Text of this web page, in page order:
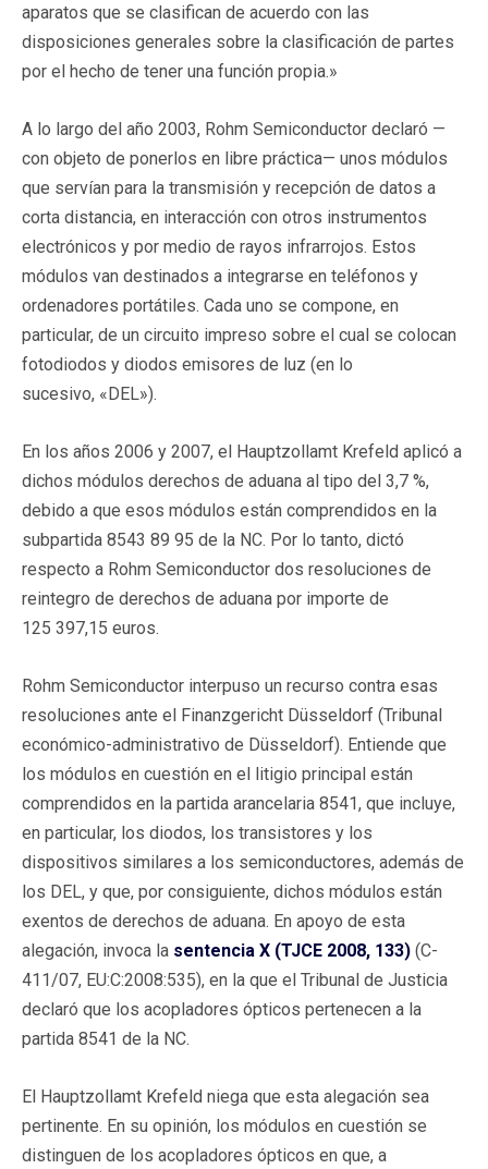
aparatos que se clasifican de acuerdo con las
disposiciones generales sobre la clasificación de partes
por el hecho de tener una función propia.»
A lo largo del año 2003, Rohm Semiconductor declaró —
con objeto de ponerlos en libre práctica— unos módulos
que servían para la transmisión y recepción de datos a
corta distancia, en interacción con otros instrumentos
electrónicos y por medio de rayos infrarrojos. Estos
módulos van destinados a integrarse en teléfonos y
ordenadores portátiles. Cada uno se compone, en
particular, de un circuito impreso sobre el cual se colocan
fotodiodos y diodos emisores de luz (en lo
sucesivo, «DEL»).
En los años 2006 y 2007, el Hauptzollamt Krefeld aplicó a
dichos módulos derechos de aduana al tipo del 3,7 %,
debido a que esos módulos están comprendidos en la
subpartida 8543 89 95 de la NC. Por lo tanto, dictó
respecto a Rohm Semiconductor dos resoluciones de
reintegro de derechos de aduana por importe de
125 397,15 euros.
Rohm Semiconductor interpuso un recurso contra esas
resoluciones ante el Finanzgericht Düsseldorf (Tribunal
económico-administrativo de Düsseldorf). Entiende que
los módulos en cuestión en el litigio principal están
comprendidos en la partida arancelaria 8541, que incluye,
en particular, los diodos, los transistores y los
dispositivos similares a los semiconductores, además de
los DEL, y que, por consiguiente, dichos módulos están
exentos de derechos de aduana. En apoyo de esta
alegación, invoca la sentencia X (TJCE 2008, 133) (C-
411/07, EU:C:2008:535), en la que el Tribunal de Justicia
declaró que los acopladores ópticos pertenecen a la
partida 8541 de la NC.
El Hauptzollamt Krefeld niega que esta alegación sea
pertinente. En su opinión, los módulos en cuestión se
distinguen de los acopladores ópticos en que, a